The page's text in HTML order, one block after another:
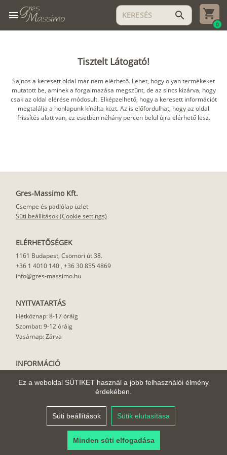
Ez a weboldal SÜTIKET használ a jobb felhasználói élmény
érdekében.
Süti beállítások Sütik elutasítása
Minden süti elfogadása
menu search
0
Tisztelt Látogató!
Sajnos a keresett oldal már nem elérhető. Lehet, hogy olyan termékeket
mutatott be, aminek a forgalmazása megszűnt, de az sincs kizárva, hogy
csak az oldal elérése módosult. Elképzelhető, hogy a keresett információt
megtalálja a honlapunk kínálta közt. Az is előfordulhat, hogy az oldal
frissítés alatt van, ez esetben néhány percen belül újra elérhető lesz.
Gres-Massimo Kft.
Csempe és padlólap üzlet
Süti beállítások (Cookie settings)
ELÉRHETŐSÉGEK
1161 Budapest, Csömöri út 38.
+36 1 4010 140 , +36 30 855 4869
info@gres-massimo.hu
NYITVATARTÁS
Hétköznap: 8-17 óráig
Szombat: 9-12 óráig
Vasárnap: Zárva
INFORMÁCIÓ
Felhasználási javaslat